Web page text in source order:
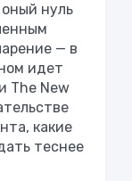
оный нуль
— в
идет
The New
какие
теснее